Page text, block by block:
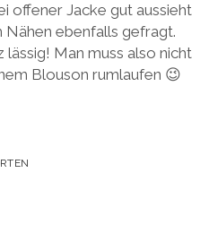
offener Jacke gut aussieht
ebenfalls gefragt.
Man muss also nicht
Blouson rumlaufen 😉